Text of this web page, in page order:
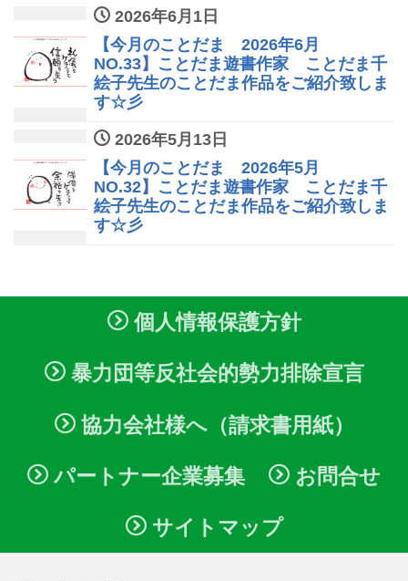
2026年6月1日
【今月のことだま 2026年6月
NO.33】ことだま遊書作家 ことだま千
絵子先生のことだま作品をご紹介致しま
す☆彡
2026年5月13日
【今月のことだま 2026年5月
NO.32】ことだま遊書作家 ことだま千
絵子先生のことだま作品をご紹介致しま
す☆彡
個人情報保護方針
暴力団等反社会的勢力排除宣言
協力会社様へ（請求書用紙）
パートナー企業募集 お問合せ
サイトマップ